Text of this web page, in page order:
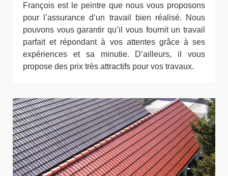
François est le peintre que nous vous proposons
pour l’assurance d’un travail bien réalisé. Nous
pouvons vous garantir qu’il vous fournit un travail
parfait et répondant à vos attentes grâce à ses
expériences et sa minutie. D’ailleurs, il vous
propose des prix très attractifs pour vos travaux.